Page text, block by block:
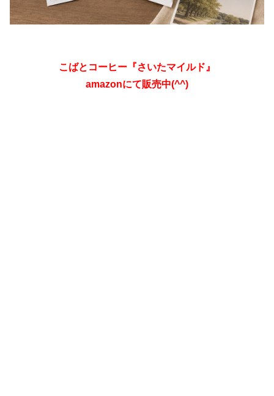
こばとコーヒー『さいたマイルド』
amazonにて販売中(^^)